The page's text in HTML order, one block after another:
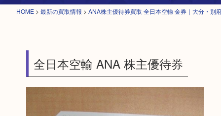
HOME > 最新の買取情報 > ANA株主優待券買取 全日本空輸 金券｜大分・別
全日本空輸 ANA 株主優待券